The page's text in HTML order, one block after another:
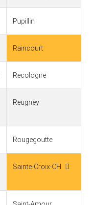
Pupillin
Raincourt
Recologne
Reugney
Rougegoutte
Sainte-Croix-CH